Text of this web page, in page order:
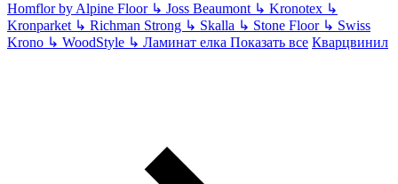
Homflor by Alpine Floor ↳ Joss Beaumont ↳ Kronotex ↳
Kronparket ↳ Richman Strong ↳ Skalla ↳ Stone Floor ↳ Swiss
Krono ↳ WoodStyle ↳ Ламинат елка Показать все Кварцвинил